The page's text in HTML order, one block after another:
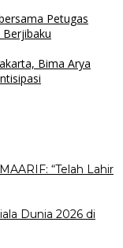
Petugas
Bima Arya
“Telah Lahir
Dunia 2026 di